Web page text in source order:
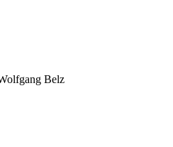
Belz